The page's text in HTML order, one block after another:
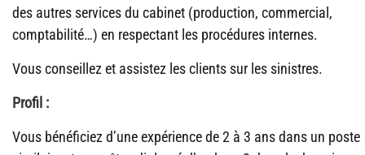
des autres services du cabinet (production, commercial,
comptabilité…) en respectant les procédures internes.
Vous conseillez et assistez les clients sur les sinistres.
Profil :
Vous bénéficiez d’une expérience de 2 à 3 ans dans un poste